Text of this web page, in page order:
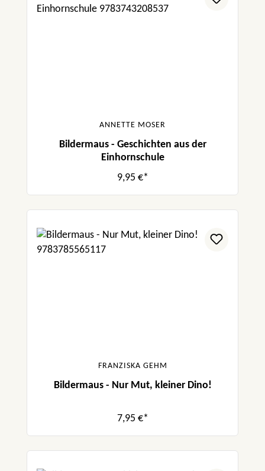
ANNETTE MOSER
Bildermaus - Geschichten aus der
Einhornschule
9,95 €*
FRANZISKA GEHM
Bildermaus - Nur Mut, kleiner Dino!
7,95 €*